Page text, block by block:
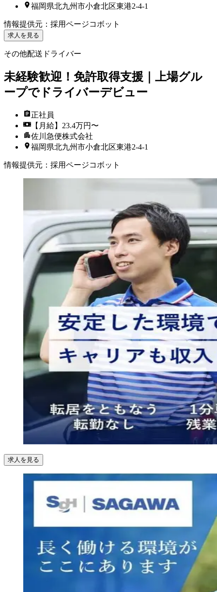
福岡県北九州市小倉北区東港2-4-1
情報提供元 ： 採用ページコボット
求人を見る
その他配送ドライバー
未経験歓迎！免許取得支援｜上場グル
ープでドライバーデビュー
正社員
【月給】23.4万円〜
佐川急便株式会社
福岡県北九州市小倉北区東港2-4-1
情報提供元 ： 採用ページコボット
求人を見る